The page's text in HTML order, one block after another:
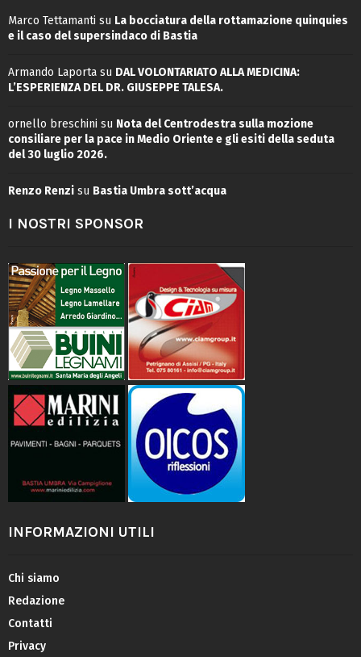
Marco Tettamanti su La bocciatura della rottamazione quinquies
e il caso del supersindaco di Bastia
Armando Laporta su DAL VOLONTARIATO ALLA MEDICINA:
L’ESPERIENZA DEL DR. GIUSEPPE TALESA.
ornello breschini su Nota del Centrodestra sulla mozione
consiliare per la pace in Medio Oriente e gli esiti della seduta
del 30 luglio 2026.
Renzo Renzi su Bastia Umbra sott’acqua
I NOSTRI SPONSOR
INFORMAZIONI UTILI
Chi siamo
Redazione
Contatti
Privacy